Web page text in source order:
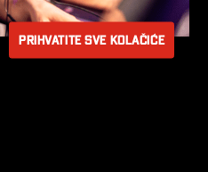
Prihvatite sve kolačiće